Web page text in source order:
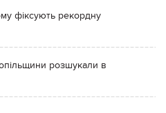
фіксують рекордну
розшукали в